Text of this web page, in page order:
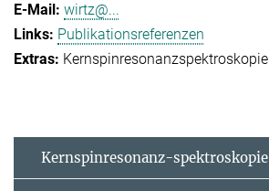
wirtz@...
Publikationsreferenzen
Kernspinresonanzspektroskopie
Kernspinresonanz-spektroskopie